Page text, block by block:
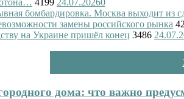
бомбардировка. Москва выходит из
замены российского рынка
на Украине пришёл конец 3486
дома: что важно